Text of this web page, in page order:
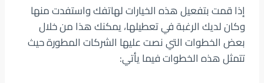
إذا قمت بتفعيل هذه الخيارات لهاتفك واستفدت منها
وكان لديك الرغبة في تعطيلها، يمكنك هذا من خلال
بعض الخطوات التي نصت عليها الشركات المطورة حيث
تتمثل هذه الخطوات فيما يأتي: